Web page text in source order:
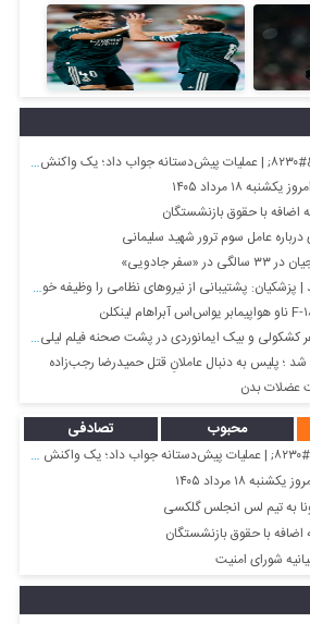
وجهی
۱۸ مرداد ۱۴۰۵
اضافه با حقوق بازنشستگان
عامل سوم ترور شهید سلیمانی
جادویی»
پشتیبانی از نیروهای نظامی را وظیفه خود می‌دانم
و بیک ایمانوردی در پشت صحنه فیلم لیلی و مجنون؛ سال ۴۹
شد ؛ پلیس به دنبال عاملانِ قتل حمیدرضا رجب‌زاده
محبوب تصادفی
۱۸ مرداد ۱۴۰۵
به تیم لس انجلس گلکسی
اضافه با حقوق بازنشستگان
شورای امنیت